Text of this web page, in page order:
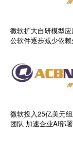
微软扩大自研模型
公软件逐步减少依
微软投入25亿美元
团队 加速企业AI部